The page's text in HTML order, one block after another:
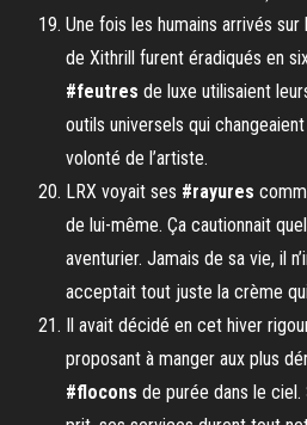
Une fois les humains arrivés
de Xithrill furent éradiqués en
#feutres de luxe utilisaient
outils universels qui
volonté de l’artiste.
LRX voyait ses #rayures
de lui-même. Ça cautionnait
aventurier. Jamais de sa vie, il
acceptait tout juste la crème
Il avait décidé en cet hiver
proposant à manger aux plus
#flocons de purée dans le ciel.